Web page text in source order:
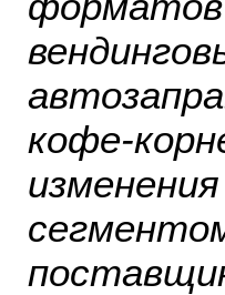
кофе-